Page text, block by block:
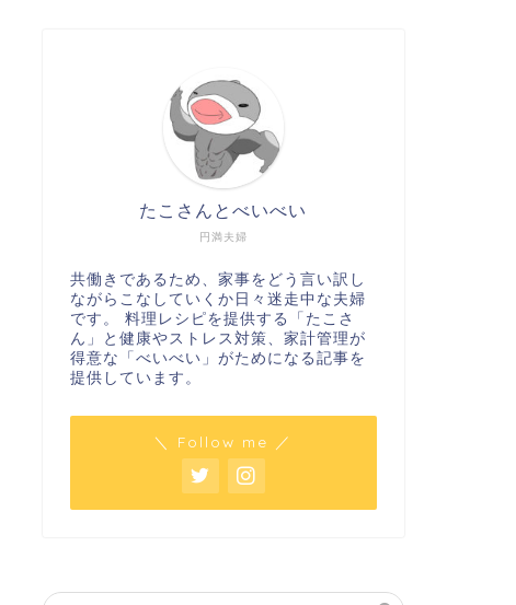
円満夫婦
たこさんとべいべい
共働きであるため、家事をどう言い訳し
ながらこなしていくか日々迷走中な夫婦
です。 料理レシピを提供する「たこさ
ん」と健康やストレス対策、家計管理が
得意な「べいべい」がためになる記事を
提供しています。
＼ Follow me ／